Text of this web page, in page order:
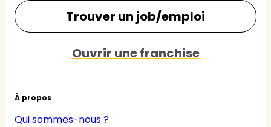
À propos
Qui sommes-nous ?
Trouver un job/emploi
Ouvrir une franchise